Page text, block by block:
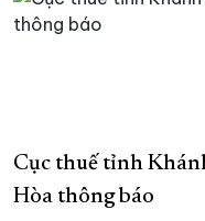
Cục thuế tỉnh
Hòa thông báo